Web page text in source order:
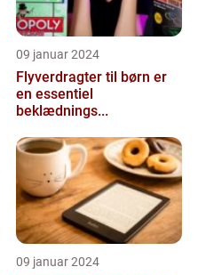
09 januar 2024
Flyverdragter til børn er
en essentiel
beklædnings...
09 januar 2024